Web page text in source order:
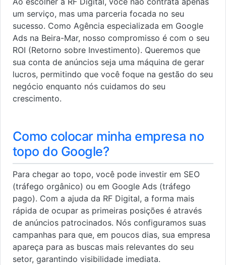
um serviço, mas uma parceria focada no seu
sucesso. Como Agência especializada em Google
Ads na Beira-Mar, nosso compromisso é com o seu
ROI (Retorno sobre Investimento). Queremos que
sua conta de anúncios seja uma máquina de gerar
lucros, permitindo que você foque na gestão do seu
negócio enquanto nós cuidamos do seu
crescimento.
Como colocar minha empresa no
topo do Google?
Para chegar ao topo, você pode investir em SEO
(tráfego orgânico) ou em Google Ads (tráfego
pago). Com a ajuda da RF Digital, a forma mais
rápida de ocupar as primeiras posições é através
de anúncios patrocinados. Nós configuramos suas
campanhas para que, em poucos dias, sua empresa
apareça para as buscas mais relevantes do seu
setor, garantindo visibilidade imediata.